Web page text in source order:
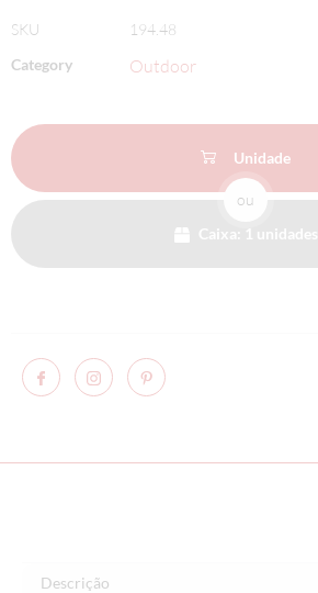
SKU
194.48
Category
Outdoor
Unidade
ou
Caixa: 1 unidades
Descrição